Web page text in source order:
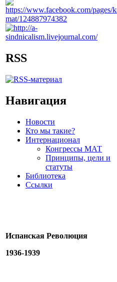
RSS
Навигация
Новости
Кто мы такие?
Интернационал
Конгрессы МАТ
Принципы, цели и
статуты
Библиотека
Ссылки
Испанская Революция
1936-1939